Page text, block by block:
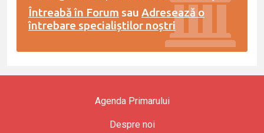
Întreabă în Forum sau Adresează o
întrebare specialiștilor noștri
Agenda Primarului
Despre noi